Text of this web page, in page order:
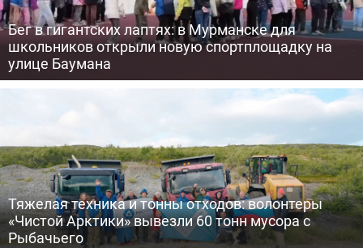
Бег в гигантских лаптях: в Мурманске для
школьников открыли новую спортплощадку на
улице Баумана
Тяжелая техника и тонны отходов: волонтеры
«Чистой Арктики» вывезли 60 тонн мусора с
Рыбачьего